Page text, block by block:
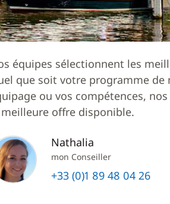
équipes sélectionnent les
que soit votre programme
ou vos compétences,
offre disponible.
Nathalia
mon Conseiller
+33 (0)1 89 48 04 26